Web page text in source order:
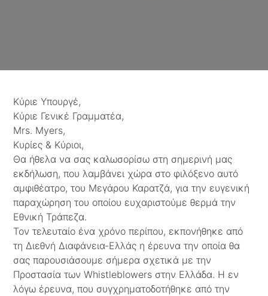
Κύριε Υπουργέ,
Κύριε Γενικέ Γραμματέα,
Mrs. Myers,
Κυρίες & Κύριοι,
Θα ήθελα να σας καλωσορίσω στη σημερινή μας
εκδήλωση, που λαμβάνει χώρα στο φιλόξενο αυτό
αμφιθέατρο, του Μεγάρου Καρατζά, για την ευγενική
παραχώρηση του οποίου ευχαριστούμε θερμά την
Εθνική Τράπεζα.
Τον τελευταίο ένα χρόνο περίπου, εκπονήθηκε από
τη Διεθνή Διαφάνεια-Ελλάς η έρευνα την οποία θα
σας παρουσιάσουμε σήμερα σχετικά με την
Προστασία των Whistleblowers στην Ελλάδα. Η εν
λόγω έρευνα, που συγχρηματοδοτήθηκε από την